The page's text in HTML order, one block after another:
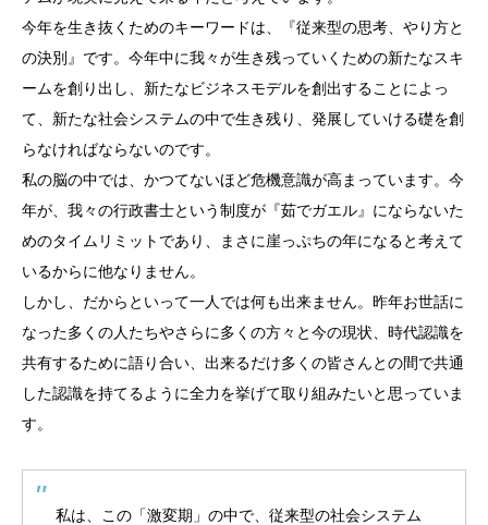
今年を生き抜くためのキーワードは、『従来型の思考、やり方と
の決別』です。今年中に我々が生き残っていくための新たなスキ
ームを創り出し、新たなビジネスモデルを創出することによっ
て、新たな社会システムの中で生き残り、発展していける礎を創
らなければならないのです。
私の脳の中では、かつてないほど危機意識が高まっています。今
年が、我々の行政書士という制度が『茹でガエル』にならないた
めのタイムリミットであり、まさに崖っぷちの年になると考えて
いるからに他なりません。
しかし、だからといって一人では何も出来ません。昨年お世話に
なった多くの人たちやさらに多くの方々と今の現状、時代認識を
共有するために語り合い、出来るだけ多くの皆さんとの間で共通
した認識を持てるように全力を挙げて取り組みたいと思っていま
す。
私は、この「激変期」の中で、従来型の社会システム